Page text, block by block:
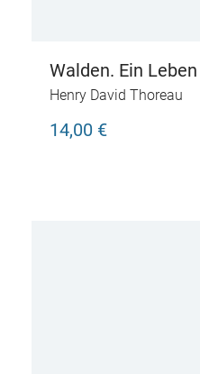
Walden. Ein
Henry David Thoreau
14,00 €